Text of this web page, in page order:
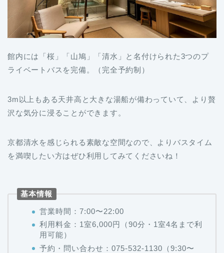
館内には「桜」「山鳩」「清水」と名付けられた3つのプ
ライベートバスを完備。（完全予約制）
3m以上もある天井高と大きな湯船が備わっていて、より贅
沢な気分に浸ることができます。
京都清水を感じられる素敵な空間なので、よりバスタイム
を満喫したい方はぜひ利用してみてくださいね！
基本情報
営業時間：7:00〜22:00
利用料金：1室6,000円（90分・1室4名まで利
用可能）
予約・問い合わせ：075-532-1130（9:30〜